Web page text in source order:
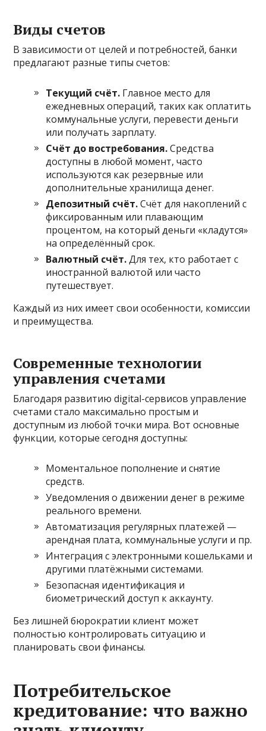
Виды счетов
В зависимости от целей и потребностей, банки
предлагают разные типы счетов:
Текущий счёт. Главное место для
ежедневных операций, таких как оплатить
коммунальные услуги, перевести деньги
или получать зарплату.
Счёт до востребования.Средства
доступны в любой момент, часто
используются как резервные или
дополнительные хранилища денег.
Депозитный счёт.Счёт для накоплений с
фиксированным или плавающим
процентом, на который деньги «кладутся»
на определённый срок.
Валютный счёт.Для тех, кто работает с
иностранной валютой или часто
путешествует.
Каждый из них имеет свои особенности, комиссии
и преимущества.
Современные технологии
управления счетами
Благодаря развитию digital-сервисов управление
счетами стало максимально простым и
доступным из любой точки мира. Вот основные
функции, которые сегодня доступны:
Моментальное пополнение и снятие
средств.
Уведомления о движении денег в режиме
реального времени.
Автоматизация регулярных платежей —
арендная плата, коммунальные услуги и пр.
Интеграция с электронными кошельками и
другими платёжными системами.
Безопасная идентификация и
биометрический доступ к аккаунту.
Без лишней бюрократии клиент может
полностью контролировать ситуацию и
планировать свои финансы.
Потребительское
кредитование: что важно